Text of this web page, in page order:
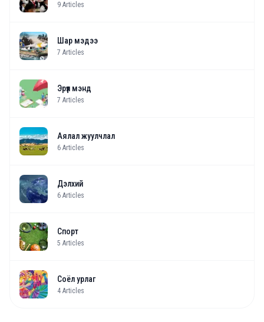
9 Articles
Шар мэдээ
7 Articles
Эрүүл мэнд
7 Articles
Аялал жуулчлал
6 Articles
Дэлхий
6 Articles
Спорт
5 Articles
Соёл урлаг
4 Articles